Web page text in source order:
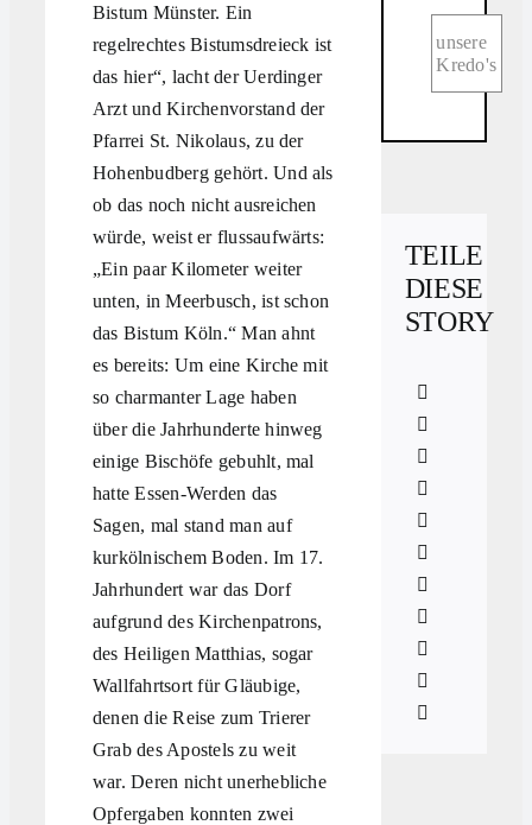
Bistum Münster. Ein
regelrechtes Bistumsdreieck ist
das hier“, lacht der Uerdinger
Arzt und Kirchenvorstand der
Pfarrei St. Nikolaus, zu der
Hohenbudberg gehört. Und als
ob das noch nicht ausreichen
würde, weist er flussaufwärts:
„Ein paar Kilometer weiter
unten, in Meerbusch, ist schon
das Bistum Köln.“ Man ahnt
es bereits: Um eine Kirche mit
so charmanter Lage haben
über die Jahrhunderte hinweg
einige Bischöfe gebuhlt, mal
hatte Essen-Werden das
Sagen, mal stand man auf
kurkölnischem Boden. Im 17.
Jahrhundert war das Dorf
aufgrund des Kirchenpatrons,
des Heiligen Matthias, sogar
Wallfahrtsort für Gläubige,
denen die Reise zum Trierer
Grab des Apostels zu weit
war. Deren nicht unerhebliche
Opfergaben konnten zwei
unsere
Kredo's
TEILE
DIESE
STORY